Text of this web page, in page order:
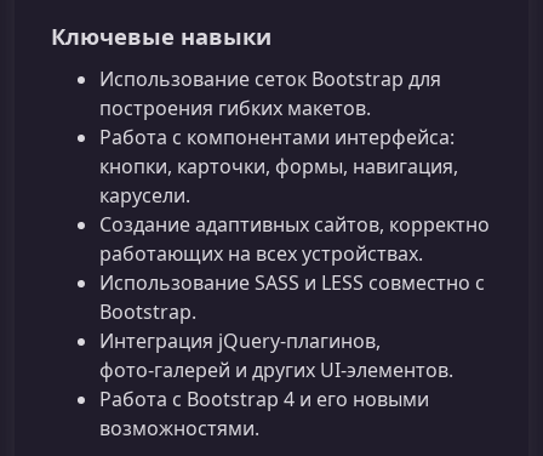
Ключевые навыки
Использование сеток Bootstrap для
построения гибких макетов.
Работа с компонентами интерфейса:
кнопки, карточки, формы, навигация,
карусели.
Создание адаптивных сайтов, корректно
работающих на всех устройствах.
Использование SASS и LESS совместно с
Bootstrap.
Интеграция jQuery‑плагинов,
фото‑галерей и других UI‑элементов.
Работа с Bootstrap 4 и его новыми
возможностями.